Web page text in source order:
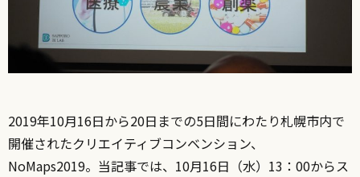
2019年10月16日から20日までの5日間にわたり札幌市内で
開催されたクリエイティブコンベンション、
NoMaps2019。当記事では、10月16日（水）13：00からス